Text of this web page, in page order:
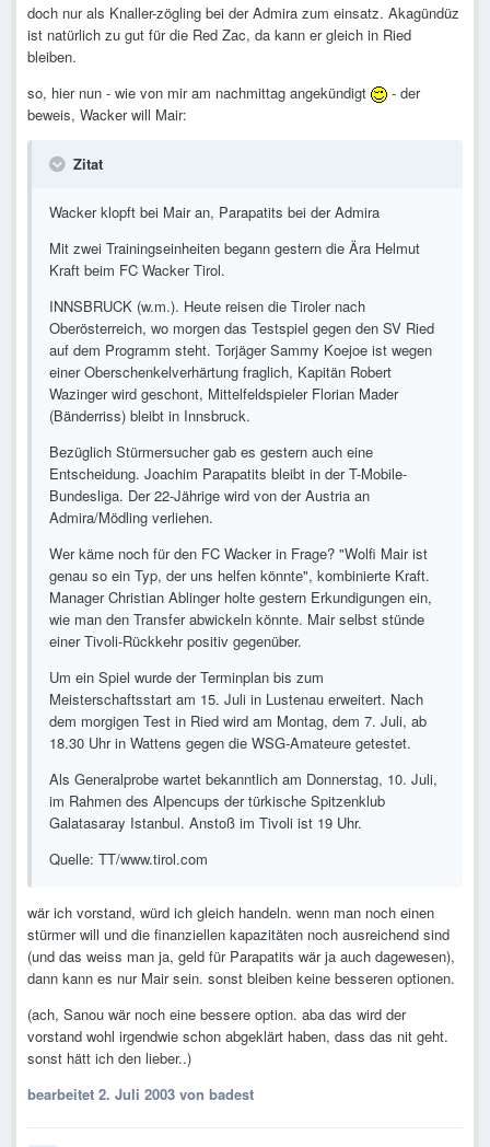
doch nur als Knaller-zögling bei der Admira zum einsatz. Akagündüz
ist natürlich zu gut für die Red Zac, da kann er gleich in Ried
bleiben.
so, hier nun - wie von mir am nachmittag angekündigt
- der
beweis, Wacker will Mair:
Zitat
Wacker klopft bei Mair an, Parapatits bei der Admira
Mit zwei Trainingseinheiten begann gestern die Ära Helmut
Kraft beim FC Wacker Tirol.
INNSBRUCK (w.m.). Heute reisen die Tiroler nach
Oberösterreich, wo morgen das Testspiel gegen den SV Ried
auf dem Programm steht. Torjäger Sammy Koejoe ist wegen
einer Oberschenkelverhärtung fraglich, Kapitän Robert
Wazinger wird geschont, Mittelfeldspieler Florian Mader
(Bänderriss) bleibt in Innsbruck.
Bezüglich Stürmersucher gab es gestern auch eine
Entscheidung. Joachim Parapatits bleibt in der T-Mobile-
Bundesliga. Der 22-Jährige wird von der Austria an
Admira/Mödling verliehen.
Wer käme noch für den FC Wacker in Frage? "Wolfi Mair ist
genau so ein Typ, der uns helfen könnte", kombinierte Kraft.
Manager Christian Ablinger holte gestern Erkundigungen ein,
wie man den Transfer abwickeln könnte. Mair selbst stünde
einer Tivoli-Rückkehr positiv gegenüber.
Um ein Spiel wurde der Terminplan bis zum
Meisterschaftsstart am 15. Juli in Lustenau erweitert. Nach
dem morgigen Test in Ried wird am Montag, dem 7. Juli, ab
18.30 Uhr in Wattens gegen die WSG-Amateure getestet.
Als Generalprobe wartet bekanntlich am Donnerstag, 10. Juli,
im Rahmen des Alpencups der türkische Spitzenklub
Galatasaray Istanbul. Anstoß im Tivoli ist 19 Uhr.
Quelle: TT/www.tirol.com
wär ich vorstand, würd ich gleich handeln. wenn man noch einen
stürmer will und die finanziellen kapazitäten noch ausreichend sind
(und das weiss man ja, geld für Parapatits wär ja auch dagewesen),
dann kann es nur Mair sein. sonst bleiben keine besseren optionen.
(ach, Sanou wär noch eine bessere option. aba das wird der
vorstand wohl irgendwie schon abgeklärt haben, dass das nit geht.
sonst hätt ich den lieber..)
bearbeitet 2. Juli 2003 von badest